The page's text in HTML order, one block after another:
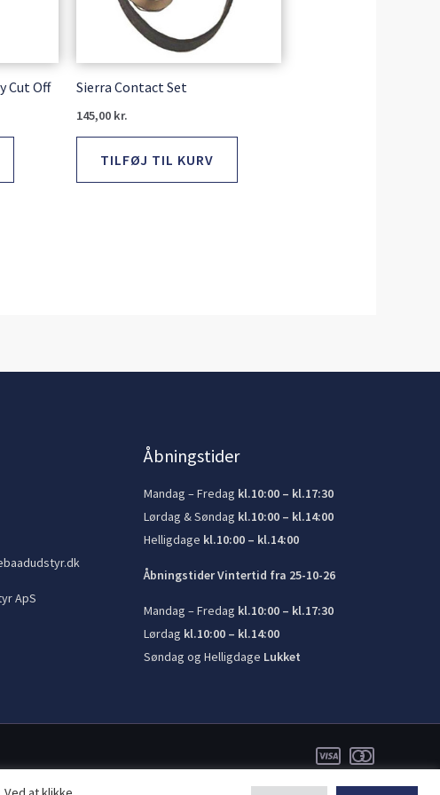
Cut Off Sierra Contact Set
145,00 kr.
TILFØJ TIL KURV
ApS
Åbningstider
Mandag – Fredag kl.10:00 – kl.17:30
Lørdag & Søndag kl.10:00 – kl.14:00
Helligdage kl.10:00 – kl.14:00
Åbningstider Vintertid fra 25-10-26
Mandag – Fredag kl.10:00 – kl.17:30
Lørdag kl.10:00 – kl.14:00
Søndag og Helligdage Lukket